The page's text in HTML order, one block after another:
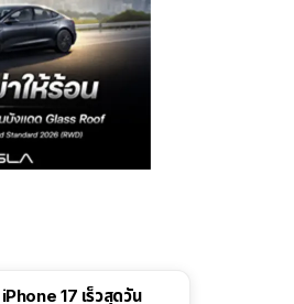
17 เร็วสุดวัน